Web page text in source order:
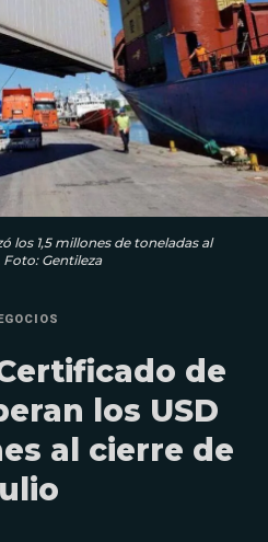
los 1,5 millones de toneladas al
Gentileza
de
los USD
al cierre de